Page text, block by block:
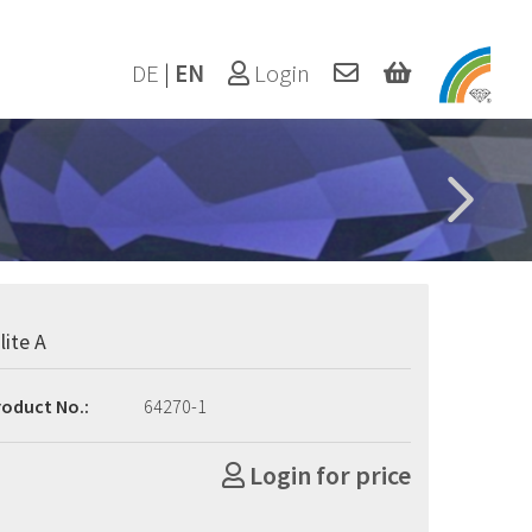
Login
DE | EN
A
No.: 64270-1
Login for price